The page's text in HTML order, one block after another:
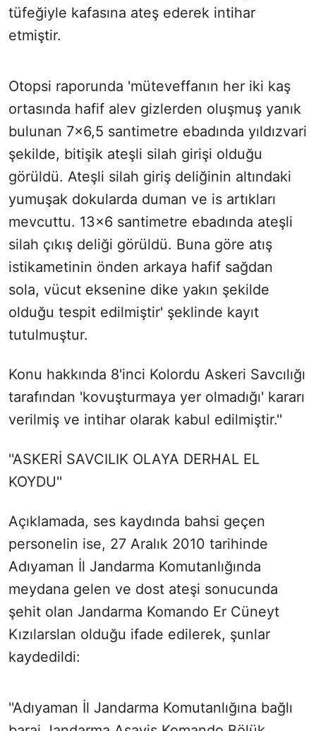
tüfeğiyle kafasına ateş ederek intihar
etmiştir.
Otopsi raporunda 'müteveffanın her iki kaş
ortasında hafif alev gizlerden oluşmuş yanık
bulunan 7x6,5 santimetre ebadında yıldızvari
şekilde, bitişik ateşli silah girişi olduğu
görüldü. Ateşli silah giriş deliğinin altındaki
yumuşak dokularda duman ve is artıkları
mevcuttu. 13x6 santimetre ebadında ateşli
silah çıkış deliği görüldü. Buna göre atış
istikametinin önden arkaya hafif sağdan
sola, vücut eksenine dike yakın şekilde
olduğu tespit edilmiştir' şeklinde kayıt
tutulmuştur.
Konu hakkında 8'inci Kolordu Askeri Savcılığı
tarafından 'kovuşturmaya yer olmadığı' kararı
verilmiş ve intihar olarak kabul edilmiştir.''
''ASKERİ SAVCILIK OLAYA DERHAL EL
KOYDU''
Açıklamada, ses kaydında bahsi geçen
personelin ise, 27 Aralık 2010 tarihinde
Adıyaman İl Jandarma Komutanlığında
meydana gelen ve dost ateşi sonucunda
şehit olan Jandarma Komando Er Cüneyt
Kızılarslan olduğu ifade edilerek, şunlar
kaydedildi:
''Adıyaman İl Jandarma Komutanlığına bağlı